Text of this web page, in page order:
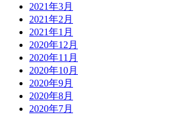
2021年3月
2021年2月
2021年1月
2020年12月
2020年11月
2020年10月
2020年9月
2020年8月
2020年7月